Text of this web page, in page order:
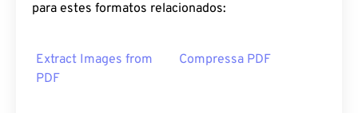
para estes formatos relacionados:
Extract Images from
PDF
Compressa PDF